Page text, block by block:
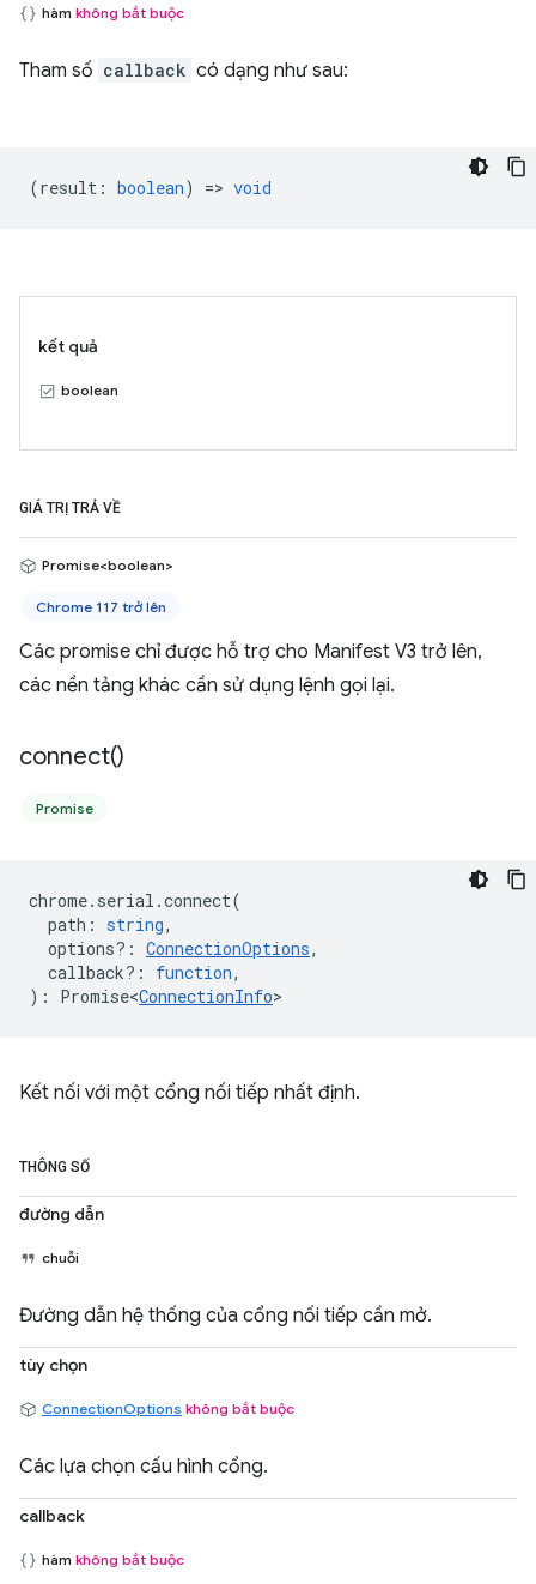
hàm không bắt buộc
Tham số callback có dạng như sau:
(result : boolean) => void
kết quả
boolean
GIÁ TRỊ TRẢ VỀ
Promise<boolean>
Chrome 117 trở lên
Các promise chỉ được hỗ trợ cho Manifest V3 trở lên,
các nền tảng khác cần sử dụng lệnh gọi lại.
connect()
Promise
chrome. serial .connect(
path : string,
options? : ConnectionOptions,
callback? : function,
) : Promise<ConnectionInfo>
Kết nối với một cổng nối tiếp nhất định.
THÔNG SỐ
đường dẫn
chuỗi
Đường dẫn hệ thống của cổng nối tiếp cần mở.
tùy chọn
ConnectionOptions không bắt buộc
Các lựa chọn cấu hình cổng.
callback
hàm không bắt buộc